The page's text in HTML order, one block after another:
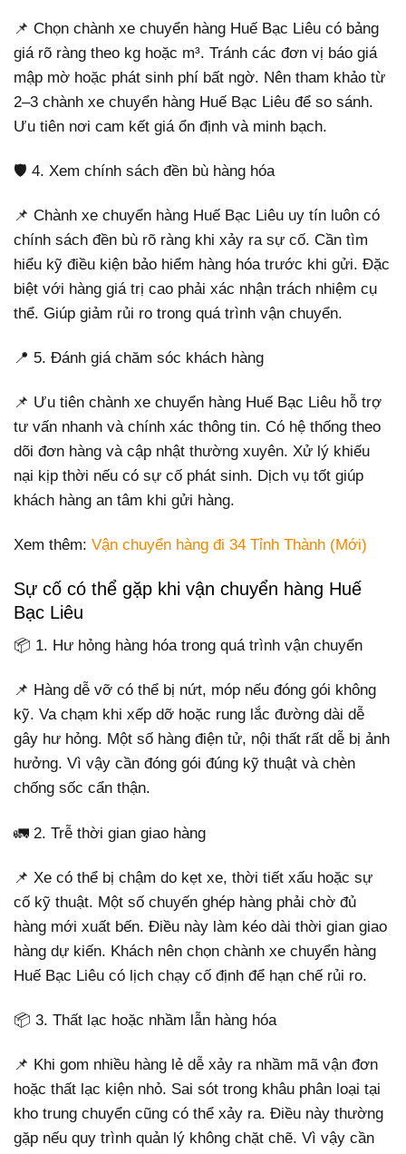
📌 Chọn chành xe chuyển hàng Huế Bạc Liêu có bảng
giá rõ ràng theo kg hoặc m³. Tránh các đơn vị báo giá
mập mờ hoặc phát sinh phí bất ngờ. Nên tham khảo từ
2–3 chành xe chuyển hàng Huế Bạc Liêu để so sánh.
Ưu tiên nơi cam kết giá ổn định và minh bạch.
🛡️ 4. Xem chính sách đền bù hàng hóa
📌 Chành xe chuyển hàng Huế Bạc Liêu uy tín luôn có
chính sách đền bù rõ ràng khi xảy ra sự cố. Cần tìm
hiểu kỹ điều kiện bảo hiểm hàng hóa trước khi gửi. Đặc
biệt với hàng giá trị cao phải xác nhận trách nhiệm cụ
thể. Giúp giảm rủi ro trong quá trình vận chuyển.
📍 5. Đánh giá chăm sóc khách hàng
📌 Ưu tiên chành xe chuyển hàng Huế Bạc Liêu hỗ trợ
tư vấn nhanh và chính xác thông tin. Có hệ thống theo
dõi đơn hàng và cập nhật thường xuyên. Xử lý khiếu
nại kịp thời nếu có sự cố phát sinh. Dịch vụ tốt giúp
khách hàng an tâm khi gửi hàng.
Xem thêm: Vận chuyển hàng đi 34 Tỉnh Thành (Mới)
Sự cố có thể gặp khi vận chuyển hàng Huế
Bạc Liêu
📦 1. Hư hỏng hàng hóa trong quá trình vận chuyển
📌 Hàng dễ vỡ có thể bị nứt, móp nếu đóng gói không
kỹ. Va chạm khi xếp dỡ hoặc rung lắc đường dài dễ
gây hư hỏng. Một số hàng điện tử, nội thất rất dễ bị ảnh
hưởng. Vì vậy cần đóng gói đúng kỹ thuật và chèn
chống sốc cẩn thận.
🚛 2. Trễ thời gian giao hàng
📌 Xe có thể bị chậm do kẹt xe, thời tiết xấu hoặc sự
cố kỹ thuật. Một số chuyến ghép hàng phải chờ đủ
hàng mới xuất bến. Điều này làm kéo dài thời gian giao
hàng dự kiến. Khách nên chọn chành xe chuyển hàng
Huế Bạc Liêu có lịch chạy cố định để hạn chế rủi ro.
📦 3. Thất lạc hoặc nhầm lẫn hàng hóa
📌 Khi gom nhiều hàng lẻ dễ xảy ra nhầm mã vận đơn
hoặc thất lạc kiện nhỏ. Sai sót trong khâu phân loại tại
kho trung chuyển cũng có thể xảy ra. Điều này thường
gặp nếu quy trình quản lý không chặt chẽ. Vì vậy cần